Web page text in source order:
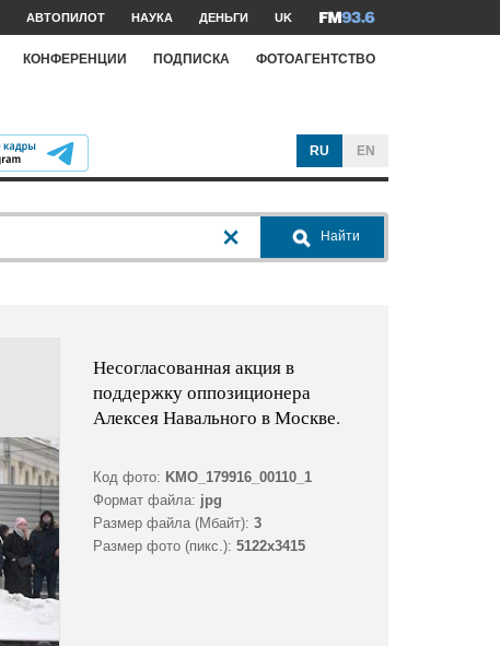
АВТОПИЛОТ НАУКА ДЕНЬГИ UK
КОНФЕРЕНЦИИ ПОДПИСКА ФОТОАГЕНТСТВО
RU EN
Найти
Несогласованная акция в
поддержку оппозиционера
Алексея Навального в Москве.
Код фото: KMO_179916_00110_1
Формат файла: jpg
Размер файла (Мбайт): 3
Размер фото (пикс.): 5122x3415